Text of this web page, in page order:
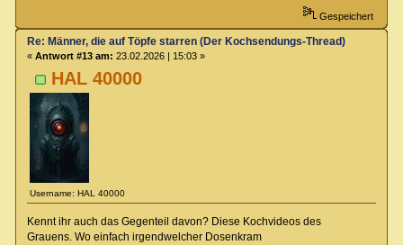
Gespeichert
HAL 40000
Username: HAL 40000
Re: Männer, die auf Töpfe starren (Der Kochsendungs-Thread)
« Antwort #13 am: 23.02.2026 | 15:03 »
Kennt ihr auch das Gegenteil davon? Diese Kochvideos des
Grauens. Wo einfach irgendwelcher Dosenkram